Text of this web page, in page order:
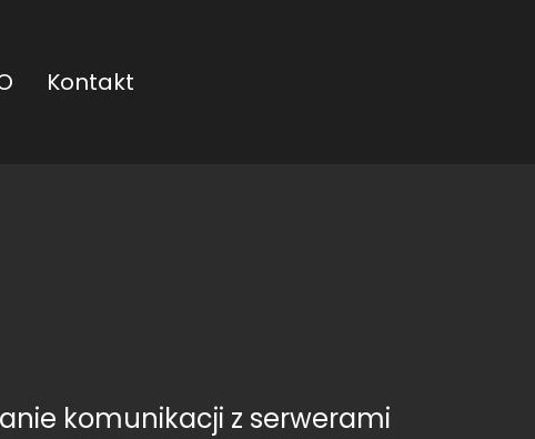
Kontakt
komunikacji z serwerami